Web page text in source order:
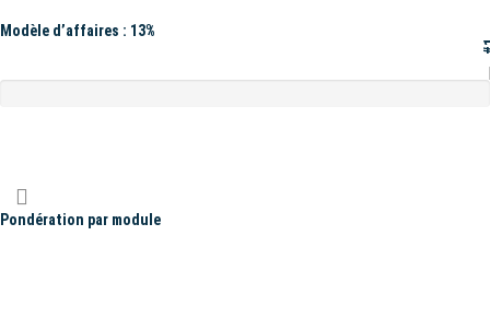
Modèle d’affaires : 13%
Pondération par module